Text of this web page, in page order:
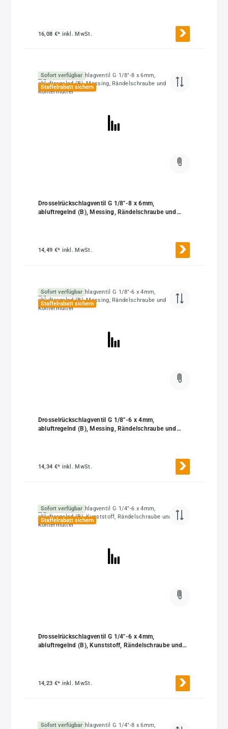
16,08 €* inkl. MwSt.
Sofort verfügbar
Staffelrabatt sichern
Drosselrückschlagventil G 1/8"-8 x 6mm,
abluftregelnd (B), Messing, Rändelschraube und
14,49 €* inkl. MwSt.
Sofort verfügbar
Staffelrabatt sichern
Drosselrückschlagventil G 1/8"-6 x 4mm,
abluftregelnd (B), Messing, Rändelschraube und
14,34 €* inkl. MwSt.
Sofort verfügbar
Staffelrabatt sichern
Drosselrückschlagventil G 1/4"-6 x 4mm,
abluftregelnd (B), Kunststoff, Rändelschraube und
14,23 €* inkl. MwSt.
Sofort verfügbar